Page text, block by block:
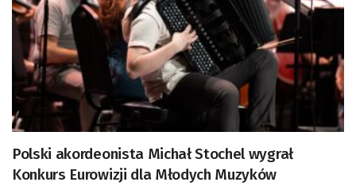
Polski akordeonista Michał Stochel wygrał
Konkurs Eurowizji dla Młodych Muzyków